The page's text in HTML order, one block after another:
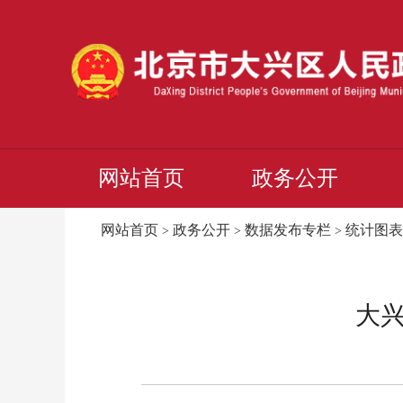
网站首页 政务公开
网站首页 > 政务公开 > 数据发布专栏 > 统计图表
大